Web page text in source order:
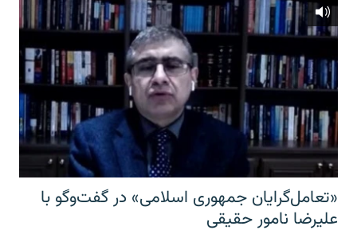
«تعامل‌گرایان جمهوری اسلامی» در گفت‌وگو با
علیرضا نامور حقیقی